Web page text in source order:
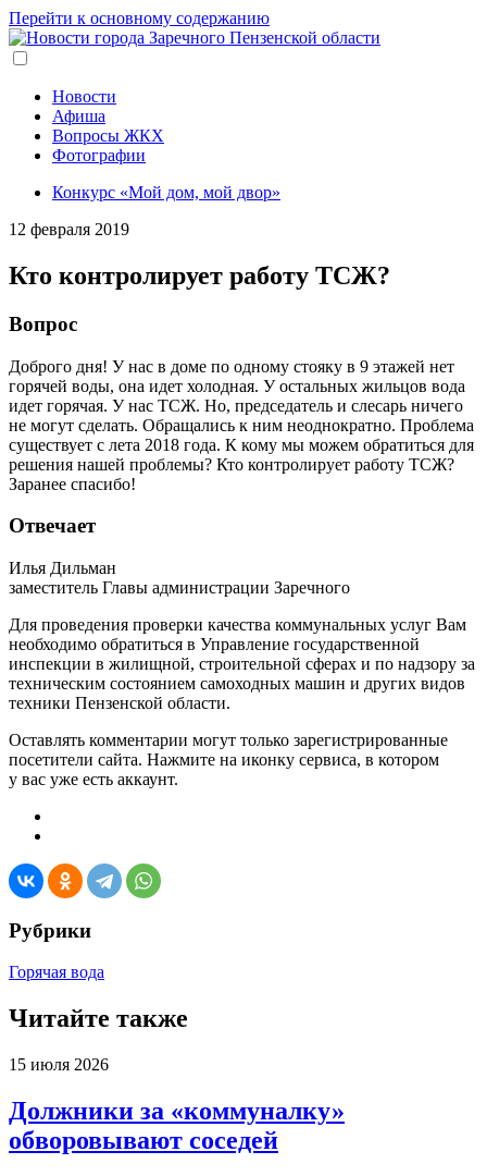
Перейти к основному содержанию
Новости
Афиша
Вопросы ЖКХ
Фотографии
Конкурс «Мой дом, мой двор»
12 февраля 2019
Кто контролирует работу ТСЖ?
Вопрос
Доброго дня! У нас в доме по одному стояку в 9 этажей нет
горячей воды, она идет холодная. У остальных жильцов вода
идет горячая. У нас ТСЖ. Но, председатель и слесарь ничего
не могут сделать. Обращались к ним неоднократно. Проблема
существует с лета 2018 года. К кому мы можем обратиться для
решения нашей проблемы? Кто контролирует работу ТСЖ?
Заранее спасибо!
Отвечает
Илья Дильман
заместитель Главы администрации Заречного
Для проведения проверки качества коммунальных услуг Вам
необходимо обратиться в Управление государственной
инспекции в жилищной, строительной сферах и по надзору за
техническим состоянием самоходных машин и других видов
техники Пензенской области.
Оставлять комментарии могут только зарегистрированные
посетители сайта. Нажмите на иконку сервиса, в котором
у вас уже есть аккаунт.
Рубрики
Горячая вода
Читайте также
15 июля 2026
Должники за «коммуналку»
обворовывают соседей